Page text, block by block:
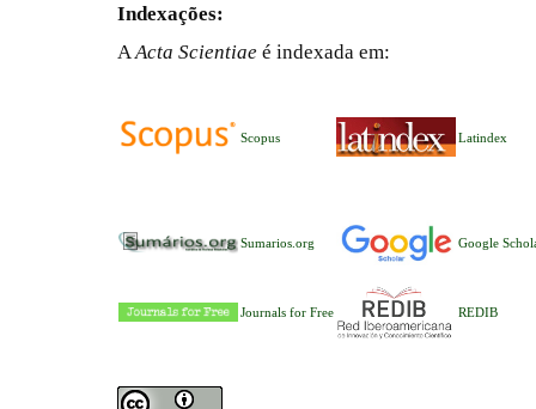
Indexações:
A Acta Scientiae é indexada em:
Scopus Latindex
Sumarios.org Google
Journals for Free REDIB